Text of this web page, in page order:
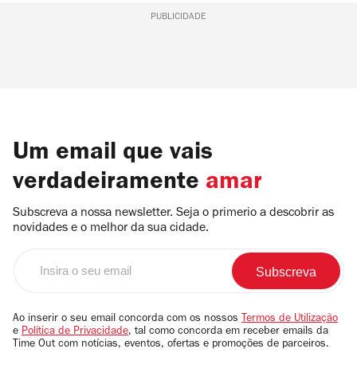
PUBLICIDADE
Um email que vais
verdadeiramente amar
Subscreva a nossa newsletter. Seja o primerio a descobrir as
novidades e o melhor da sua cidade.
email
Ao inserir o seu email concorda com os nossos Termos de Utilização
e Política de Privacidade, tal como concorda em receber emails da
Time Out com notícias, eventos, ofertas e promoções de parceiros.